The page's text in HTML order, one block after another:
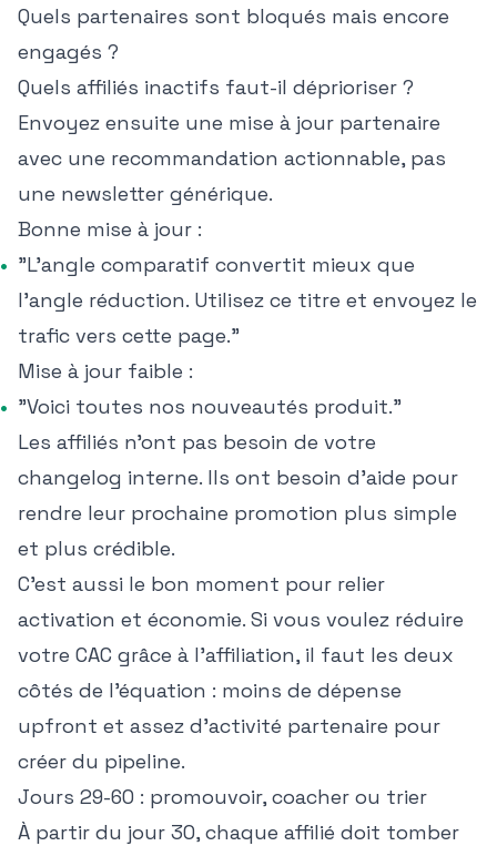
Quels partenaires sont bloqués mais encore
engagés ?
Quels affiliés inactifs faut-il déprioriser ?
Envoyez ensuite une mise à jour partenaire
avec une recommandation actionnable, pas
une newsletter générique.
Bonne mise à jour :
"L'angle comparatif convertit mieux que
l'angle réduction. Utilisez ce titre et envoyez le
trafic vers cette page."
Mise à jour faible :
"Voici toutes nos nouveautés produit."
Les affiliés n'ont pas besoin de votre
changelog interne. Ils ont besoin d'aide pour
rendre leur prochaine promotion plus simple
et plus crédible.
C'est aussi le bon moment pour relier
activation et économie. Si vous voulez réduire
votre CAC grâce à l'affiliation, il faut les deux
côtés de l'équation : moins de dépense
upfront et assez d'activité partenaire pour
créer du pipeline.
Jours 29-60 : promouvoir, coacher ou trier
À partir du jour 30, chaque affilié doit tomber